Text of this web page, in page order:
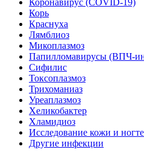
Коронавирус (COVID-19)
Корь
Краснуха
Лямблиоз
Микоплазмоз
Папилломавирусы (ВПЧ-
Сифилис
Токсоплазмоз
Трихоманиаз
Уреаплазмоз
Хеликобактер
Хламидиоз
Исследование кожи и
Другие инфекции